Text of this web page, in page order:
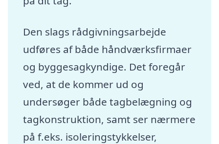
Den slags rådgivningsarbejde
udføres af både håndværksfirmaer
og byggesagkyndige. Det foregår
ved, at de kommer ud og
undersøger både tagbelægning og
tagkonstruktion, samt ser nærmere
på f.eks. isoleringstykkelser,